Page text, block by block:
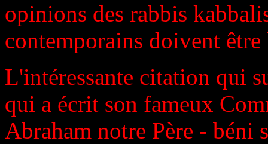
opinions des rabbis
contemporains doivent
L'intéressante citation qui
qui a écrit son fameux
Abraham notre Père -